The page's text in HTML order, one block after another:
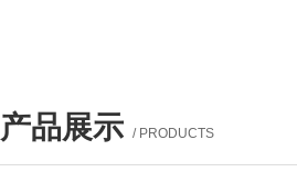
产品展示 / PRODUCTS